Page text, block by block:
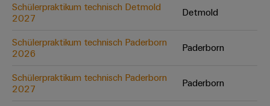
Schülerpraktikum technisch Detmold
2027
Detmold
Schülerpraktikum technisch Paderborn
2026
Paderborn
Schülerpraktikum technisch Paderborn
2027
Paderborn